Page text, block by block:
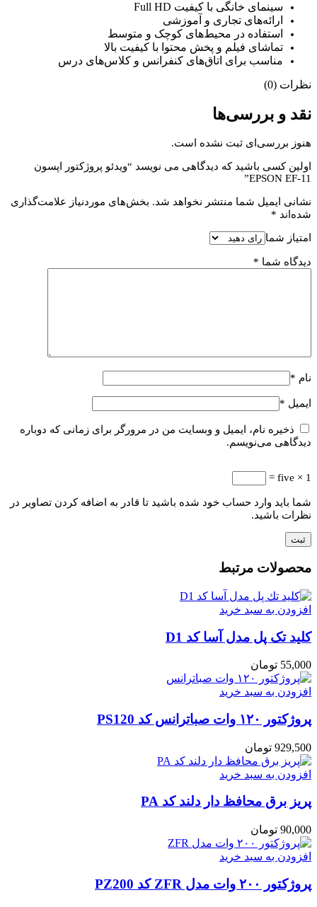
سینمای خانگی با کیفیت Full HD
ارائه‌های تجاری و آموزشی
استفاده در محیط‌های کوچک و متوسط
تماشای فیلم و پخش محتوا با کیفیت بالا
مناسب برای اتاق‌های کنفرانس و کلاس‌های درس
نظرات (0)
نقد و بررسی‌ها
هنوز بررسی‌ای ثبت نشده است.
اولین کسی باشید که دیدگاهی می نویسد “ویدئو پروژکتور اپسون
EPSON EF-11”
نشانی ایمیل شما منتشر نخواهد شد. بخش‌های موردنیاز علامت‌گذاری
شده‌اند *
امتیاز شما
دیدگاه شما *
نام *
ایمیل *
ذخیره نام، ایمیل و وبسایت من در مرورگر برای زمانی که دوباره
دیدگاهی می‌نویسم.
1 × five =
شما باید وارد حساب خود شده باشید تا قادر به اضافه کردن تصاویر در
نظرات باشید.
محصولات مرتبط
افزودن به سبد خرید
کلید تک پل مدل آسا کد D1
55,000 تومان
افزودن به سبد خرید
پروژکتور ۱۲۰ وات صباترانس کد PS120
929,500 تومان
افزودن به سبد خرید
پریز برق محافظ دار دلند کد PA
90,000 تومان
افزودن به سبد خرید
پروژکتور ۲۰۰ وات مدل ZFR کد PZ200